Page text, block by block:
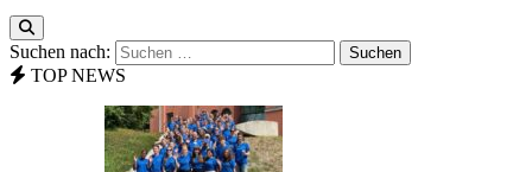
Suchen nach:
TOP NEWS